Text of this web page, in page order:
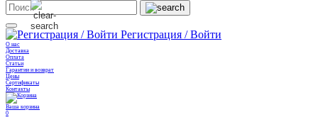
Регистрация / Войти
О нас
Доставка
Оплата
Cтатьи
Гарантии и возврат
Цены
Сертификаты
Контакты
Ваша корзина
0